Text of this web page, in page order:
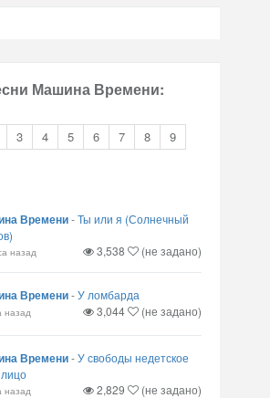
Машина Времени:
3 4 5 6 7 8
9
Времени-Ты или я (Солнечный
назад 3,538 (не задано)
Времени-У ломбарда
назад 3,044 (не задано)
Времени-У свободы недетское
назад 2,829 (не задано)